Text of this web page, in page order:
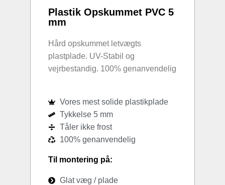
Plastik Opskummet PVC 5
mm
Hård opskummet letvægts
plastplade. UV-Stabil og
vejrbestandig. 100% genanvendelig
Vores mest solide plastikplade
Tykkelse 5 mm
Tåler ikke frost
100% genanvendelig
Til montering på:
Glat væg / plade